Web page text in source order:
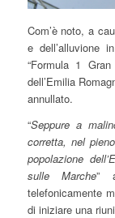
Com’è noto, a
e dell’alluvione
“Formula 1
dell’Emilia
annullato.
“Seppure a
corretta, nel
popolazione
sulle Marche”
telefonicamente
di iniziare una